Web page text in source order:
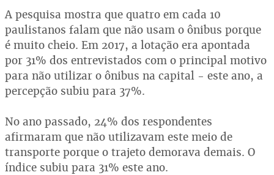
A pesquisa mostra que quatro em cada 10
paulistanos falam que não usam o ônibus porque
é muito cheio. Em 2017, a lotação era apontada
por 31% dos entrevistados com o principal motivo
para não utilizar o ônibus na capital - este ano, a
percepção subiu para 37%.
No ano passado, 24% dos respondentes
afirmaram que não utilizavam este meio de
transporte porque o trajeto demorava demais. O
índice subiu para 31% este ano.